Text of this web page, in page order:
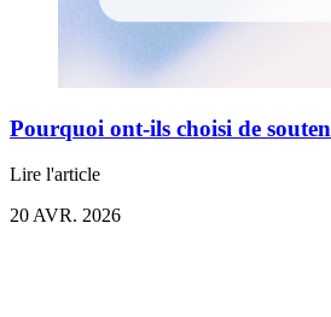
Pourquoi ont-ils choisi de
Lire l'article
20 AVR. 2026